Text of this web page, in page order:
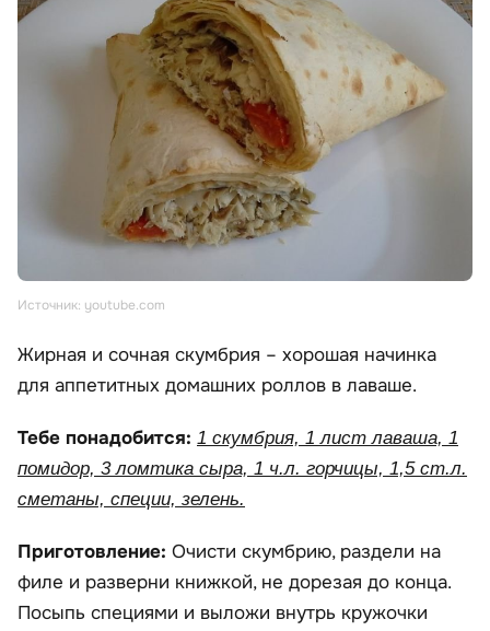
Источник: youtube.com
Жирная и сочная скумбрия – хорошая начинка
для аппетитных домашних роллов в лаваше.
Тебе понадобится: 1 скумбрия, 1 лист лаваша, 1
помидор, 3 ломтика сыра, 1 ч.л. горчицы, 1,5 ст.л.
сметаны, специи, зелень.
Приготовление: Очисти скумбрию, раздели на
филе и разверни книжкой, не дорезая до конца.
Посыпь специями и выложи внутрь кружочки